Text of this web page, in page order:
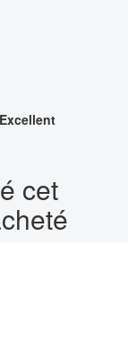
Excellent
cet